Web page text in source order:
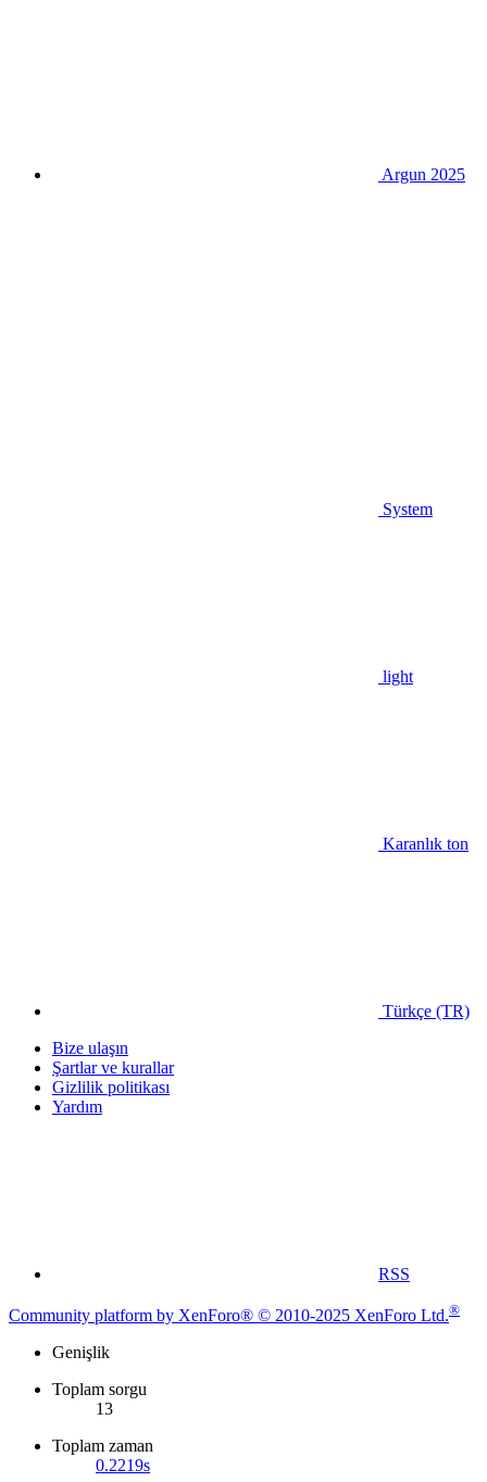
Argun 2025
System
light
Karanlık ton
Türkçe (TR)
Bize ulaşın
Şartlar ve kurallar
Gizlilik politikası
Yardım
RSS
Community platform by XenForo® © 2010-2025 XenForo Ltd.®
Genişlik
Toplam sorgu
13
Toplam zaman
0.2219s